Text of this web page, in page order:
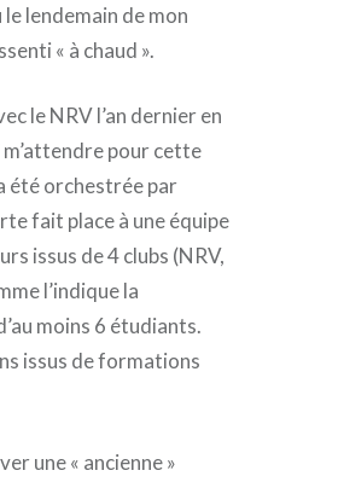
lendemain de mon
« à chaud ».
le NRV l’an dernier en
pour cette
été orchestrée par
fait place à une équipe
issus de 4 clubs (NRV,
l’indique la
moins 6 étudiants.
issus de formations
une « ancienne »